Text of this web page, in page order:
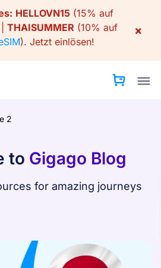
HELLOVN15(15% auf
THAISUMMER (10% auf
). Jetzt einlösen!
×
2
to Gigago Blog
for amazing journeys